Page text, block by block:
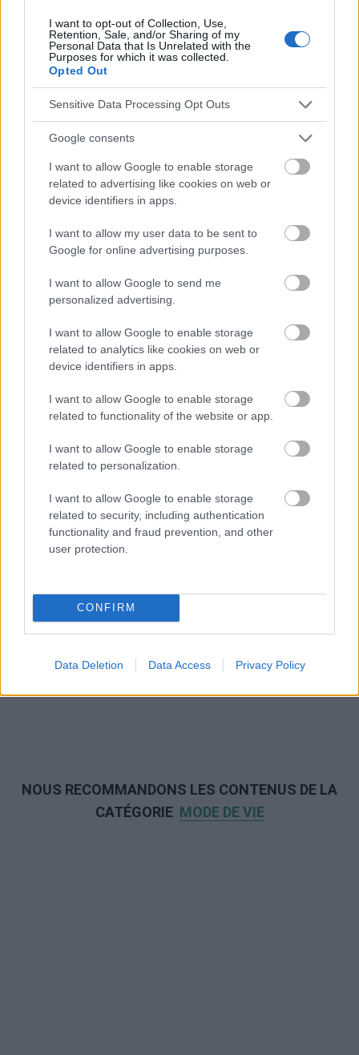
I want to opt-out of Collection, Use,
Retention, Sale, and/or Sharing of my
Personal Data that Is Unrelated with the
Purposes for which it was collected.
Opted Out
Sensitive Data Processing Opt Outs
Google consents
I want to allow Google to enable storage
related to advertising like cookies on web or
device identifiers in apps.
I want to allow my user data to be sent to
Google for online advertising purposes.
I want to allow Google to send me
personalized advertising.
I want to allow Google to enable storage
related to analytics like cookies on web or
device identifiers in apps.
I want to allow Google to enable storage
related to functionality of the website or app.
I want to allow Google to enable storage
related to personalization.
I want to allow Google to enable storage
related to security, including authentication
functionality and fraud prevention, and other
user protection.
CONFIRM
Data Deletion Data Access Privacy Policy
Voir aussi en english deutsch
Le contenu et les documents de ce site Web sont éducatifs et
informatifs. L'éditeur et les éditeurs du site ne sont pas
responsables des effets de leur utilisation. Avant d'utiliser les
conseils et astuces contenus dans le site, vous devez
Publicité:
NOUS RECOMMANDONS LES CONTENUS DE LA
CATÉGORIE MODE DE VIE